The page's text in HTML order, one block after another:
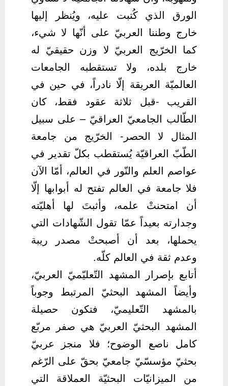
الورق الذي كُتبت عليه، ويُنظر إليها
خارج وطننا العربيّ على أنّها لا شيء،
كما الخرّيج العربيّ لا وزن حقيقيّ له
خارج بلده، ولا تستقطبه الجامعات
العالميّة العريقة إلّا نادراً، في حين في
القريب -قبل ثلاثة عقود فقط، كان
الطّالب الجامعيّ العراقيّ – على سبيل
المثال لا الحصر- الخرّيج من جامعة
الطّبّ العراقيّة يُستقطب بكلّ تقدير في
عواصم العلم والنّور في العالم، أمّا الآن
فلا جامعة في العالم تفتح له أبوابها إلّا
أن امتحنتْ علمه، وأثبتَ لها أهليّته
وجدارته بعيداً عمّا تقول الشّهادات التي
يحملها، بعد أن أصبحتْ مصدر ريبة
وعدم ثقة في العالم كلّه.
أتابع بإصرار المشهد التّعليّميّ العربيّ،
وأيضاً المشهد البحثيّ المرتبط وجوباً
بالمشهد التّعليميّ، فتكون حصيلة
المشهد البحثيّ العربيّ هي صفر مربّع
كامل ناصع الوضوح؛ فلا منجز عربيّ
بحثيّ مؤسسّيّ جامعيّ بحقّ على الرّغم
من الميزانيّات البحثيّة العملاقة التي